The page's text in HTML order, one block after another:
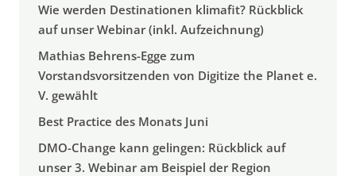
Wie werden Destinationen klimafit? Rückblick
auf unser Webinar (inkl. Aufzeichnung)
Mathias Behrens-Egge zum
Vorstandsvorsitzenden von Digitize the Planet e.
V. gewählt
Best Practice des Monats Juni
DMO-Change kann gelingen: Rückblick auf
unser 3. Webinar am Beispiel der Region